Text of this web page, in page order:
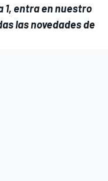
1, entra ennuestro
las novedades de